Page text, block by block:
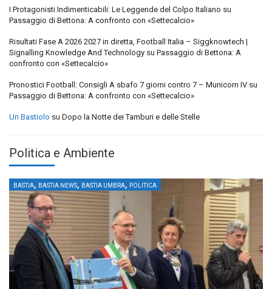
I Protagonisti Indimenticabili: Le Leggende del Colpo Italiano su
Passaggio di Bettona: A confronto con «Settecalcio»
Risultati Fase A 2026 2027 in diretta, Football Italia – Siggknowtech |
Signalling Knowledge And Technology su Passaggio di Bettona: A
confronto con «Settecalcio»
Pronostici Football: Consigli A sbafo 7 giorni contro 7 – Municorn IV su
Passaggio di Bettona: A confronto con «Settecalcio»
Un Bastiolo su Dopo la Notte dei Tamburi e delle Stelle
Politica e Ambiente
BASTIA, BASTIA NEWS, BASTIA UMBRA, POLITICA